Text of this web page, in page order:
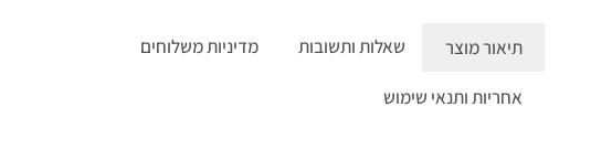
תיאורמוצר שאלותותשובות מדיניותמשלוחים
אחריותותנאי שימוש